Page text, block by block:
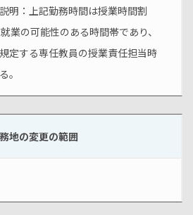
明：上記勤務時間は授業時間割
業の可能性のある時間帯であり、
定する専任教員の授業責任担当時
。
地の変更の範囲